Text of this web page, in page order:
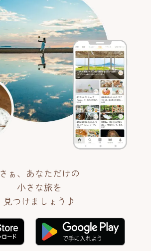
さぁ、あなただけの
小さな旅を
見つけましょう♪